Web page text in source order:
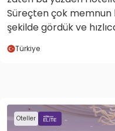
Süreçten çok memnun
şekilde gördük ve
Türkiye
Oteller